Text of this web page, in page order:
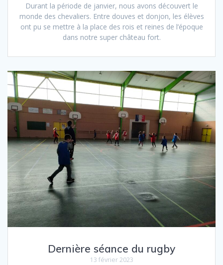
Durant la période de janvier, nous avons découvert le
monde des chevaliers. Entre douves et donjon, les élèves
ont pu se mettre à la place des rois et reines de l’époque
dans notre super château fort.
Dernière séance du rugby
13 février 2023